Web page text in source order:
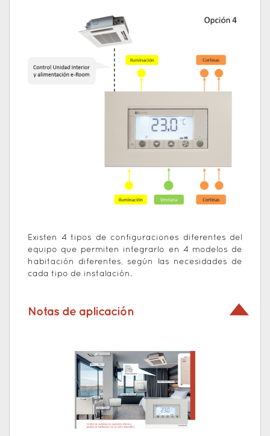
Existen 4 tipos de configuraciones diferentes del
equipo que permiten integrarlo en 4 modelos de
habitación diferentes, según las necesidades de
cada tipo de instalación.
Notas de aplicación